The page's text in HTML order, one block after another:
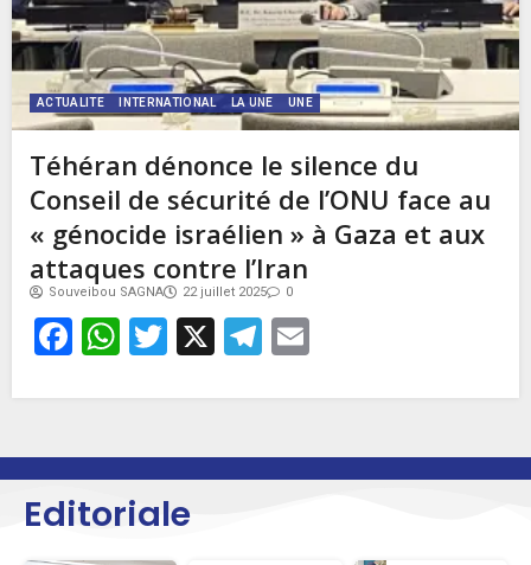
ACTUALITE INTERNATIONAL LA UNE UNE
Téhéran dénonce le silence du
Conseil de sécurité de l’ONU face au
« génocide israélien » à Gaza et aux
attaques contre l’Iran
Souveibou SAGNA 22 juillet 2025 0
Facebook
WhatsApp
Twitter
X Telegram
Editoriale